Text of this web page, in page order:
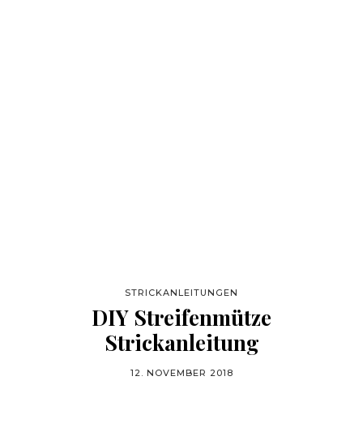
STRICKANLEITUNGEN
DIY Streifenmütze
Strickanleitung
12. NOVEMBER 2018